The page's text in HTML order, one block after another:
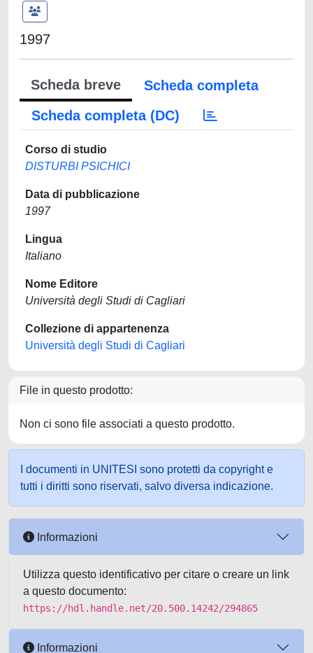
1997
Scheda breve
Scheda completa
Scheda completa (DC)
Corso di studio
DISTURBI PSICHICI
Data di pubblicazione
1997
Lingua
Italiano
Nome Editore
Università degli Studi di Cagliari
Collezione di appartenenza
Università degli Studi di Cagliari
File in questo prodotto:
Non ci sono file associati a questo prodotto.
I documenti in UNITESI sono protetti da copyright e
tutti i diritti sono riservati, salvo diversa indicazione.
Informazioni
Utilizza questo identificativo per citare o creare un link
a questo documento:
https://hdl.handle.net/20.500.14242/294865
Informazioni